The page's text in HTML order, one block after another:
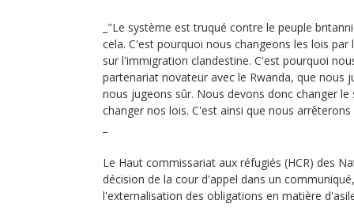
_"Le système est truqué contre le peuple
cela. C'est pourquoi nous changeons les lois
sur l'immigration clandestine. C'est pourquoi
partenariat novateur avec le Rwanda, que nous
nous jugeons sûr. Nous devons donc changer
changer nos lois. C'est ainsi que nous arrêterons
Le Haut commissariat aux réfugiés (HCR) des
décision de la cour d'appel dans un
l'externalisation des obligations en matière